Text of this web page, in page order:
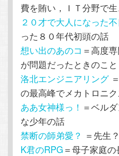
費を賄い，ＩＴ分野で
２０才で大人になった
った８０年代初頭の話
想い出のあのコ ＝高度
が問題だったときのこと
洛北エンジニアリング
の最高峰でメカトロニ
ああ女神様っ！ ＝ベル
な少年の話
禁断の師弟愛？ ＝先生
K君のRPG＝母子家庭